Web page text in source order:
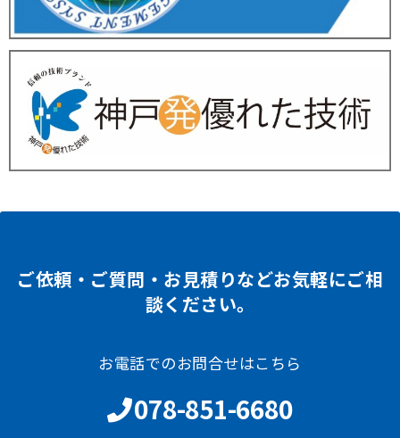
ご依頼・ご質問・お見積りなどお気軽にご相
談ください。
お電話でのお問合せはこちら
078-851-6680